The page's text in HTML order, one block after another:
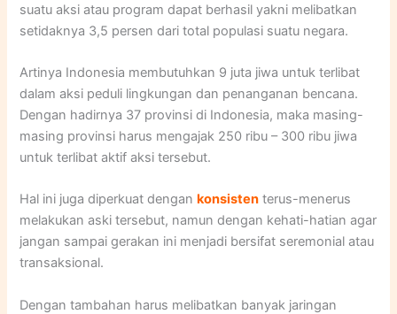
suatu aksi atau program dapat berhasil yakni melibatkan
setidaknya 3,5 persen dari total populasi suatu negara.
Artinya Indonesia membutuhkan 9 juta jiwa untuk terlibat
dalam aksi peduli lingkungan dan penanganan bencana.
Dengan hadirnya 37 provinsi di Indonesia, maka masing-
masing provinsi harus mengajak 250 ribu – 300 ribu jiwa
untuk terlibat aktif aksi tersebut.
Hal ini juga diperkuat dengankonsisten terus-menerus
melakukan aski tersebut, namun dengan kehati-hatian agar
jangan sampai gerakan ini menjadi bersifat seremonial atau
transaksional.
Dengan tambahan harus melibatkan banyak jaringan